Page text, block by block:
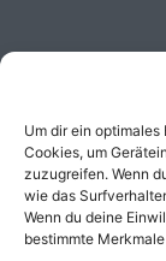
Um dir ein
Cookies, um
zuzugreifen. Wenn
wie das
Wenn du deine
bestimmte
Heiner
+49 (0)